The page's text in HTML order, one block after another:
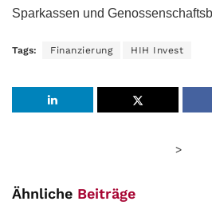
Sparkassen und
Tags: Finanzierung HIH Invest
>
Ähnliche Beiträge